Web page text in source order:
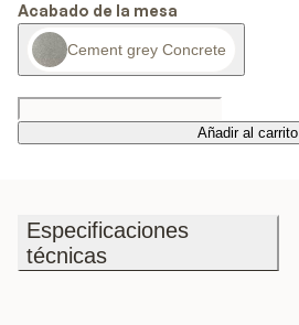
Acabado de la mesa
Cement grey Concrete
Añadir al carrito
Añadir al carrito
Especificaciones
técnicas